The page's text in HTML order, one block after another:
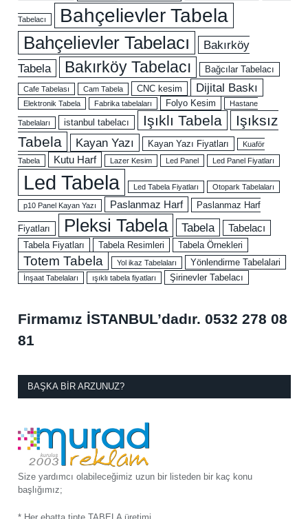
Tabelacı Bahçelievler Tabela
Bahçelievler Tabelacı
Bakırköy
Tabela
Bakırköy Tabelacı Bağcılar Tabelacı
Cafe Tabelası Cam Tabela CNC kesim Dijital Baskı
Elektronik Tabela Fabrika tabelaları Folyo Kesim Hastane
Tabelaları istanbul tabelacı Işıklı Tabela
Işıksız
Tabela
Kayan Yazı Kayan Yazı Fiyatları
Kuaför
Tabela
Kutu Harf Lazer Kesim Led Panel Led Panel Fiyatları
Led Tabela Led Tabela Fiyatları Otopark Tabelaları
p10 Panel Kayan Yazı Paslanmaz Harf Paslanmaz Harf
Fiyatları Pleksi Tabela Tabela Tabelacı
Tabela Fiyatları Tabela Resimleri Tabela Örnekleri
Totem Tabela Yol ikaz Tabelaları Yönlendirme Tabelalari
İnşaat Tabelaları ışıklı tabela fiyatları Şirinevler Tabelacı
Firmamız İSTANBUL’dadır. 0532 278 08
81
BAŞKA BIR ARZUNUZ?
Size yardımcı olabileceğimiz uzun bir listeden bir kaç konu
başlığımız;